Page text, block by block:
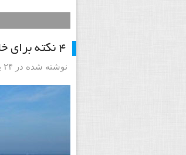
۴ نکته برای خارج شدن از منطقه امنتان برای الهام گرفتن در عکاسی
نوشته شده در ۲۴ بهمن ۱۳۹۷